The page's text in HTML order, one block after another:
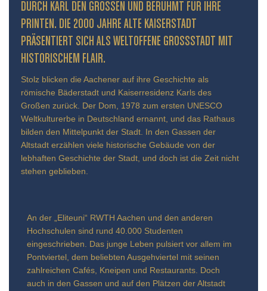
URCH KARL DEN GROSSEN UND BERÜHMT FÜR IHRE PR
INTEN. DIE 2000 JAHRE ALTE KAISERSTADT PR
ÄSENTIERT SICH ALS WELTOFFENE GROSSSTADT MIT HIS
TORISCHEM FLAIR.
Stolz blicken die Aachener auf ihre Geschichte als
römische Bäderstadt und Kaiserresidenz Karls des
Großen zurück. Der Dom, 1978 zum ersten UNESCO
Weltkulturerbe in Deutschland ernannt, und das Rathaus
bilden den Mittelpunkt der Stadt. In den Gassen der
Altstadt erzählen viele historische Gebäude von der
lebhaften Geschichte der Stadt, und doch ist die Zeit nicht
stehen geblieben.
An der „Eliteuni“ RWTH Aachen und den anderen
Hochschulen sind rund 40.000 Studenten
eingeschrieben. Das junge Leben pulsiert vor allem im
Pontviertel, dem beliebten Ausgehviertel mit seinen
zahlreichen Cafés, Kneipen und Restaurants. Doch
auch in den Gassen und auf den Plätzen der Altstadt